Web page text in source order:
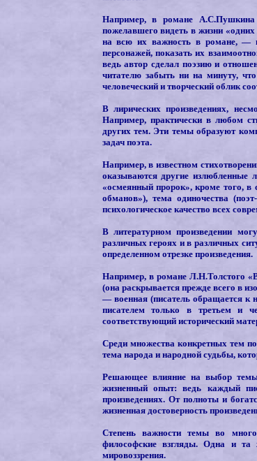
Например, в романе А.С.Пушкина
пожелавшего видеть в жизни
на всю их важность в романе, —
персонажей, показать их
ведь автор сделал поэзию и
читателю забыть ни на минуту,
человеческий и творческий облик
В лирических произведениях,
Например, практически в любом
других тем. Эти темы образуют
задач поэта.
Например, в известном
оказываются другие излюбленные
«осмеянный пророк», кроме того, в
обманов»), тема одиночества
психологическое качество всех
В литературном произведении
различных героях и в различных
определенном отрезке произведения.
Например, в романе Л.Н.Толстого
(она раскрывается прежде всего в
— военная (писатель обращается к
писателем только в третьем и
соответствующий исторический
Среди множества конкретных тем
тема народа и народной судьбы,
Решающее влияние на выбор темы
жизненный опыт: ведь каждый
произведениях. От полноты и
жизненная достоверность
Степень важности темы во
философские взгляды. Одна и
мировоззрения.